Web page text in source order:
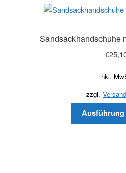
Sandsackhandschuhe
€
inkl.
zzgl.
Ausführung